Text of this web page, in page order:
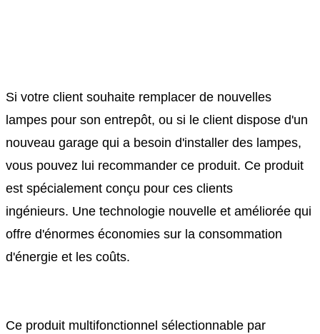
Si votre client souhaite remplacer de nouvelles
lampes pour son entrepôt, ou si le client dispose d'un
nouveau garage qui a besoin d'installer des lampes,
vous pouvez lui recommander ce produit. Ce produit
est spécialement conçu pour ces clients
ingénieurs. Une technologie nouvelle et améliorée qui
offre d'énormes économies sur la consommation
d'énergie et les coûts.
Ce produit multifonctionnel sélectionnable par